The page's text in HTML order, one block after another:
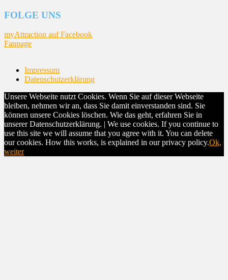
FOLGE UNS
myAttraction auf Facebook
Fanpage
Impressum
Datenschutzerklärung
Unsere Webseite nutzt Cookies. Wenn Sie auf dieser Webseite
bleiben, nehmen wir an, dass Sie damit einverstanden sind. Sie
können unsere Cookies löschen. Wie das geht, erfahren Sie in
unserer Datenschutzerklärung. | We use cookies. If you continue to
use this site we will assume that you agree with it. You can delete
our cookies. How this works, is explained in our privacy policy.Ok,
weiter